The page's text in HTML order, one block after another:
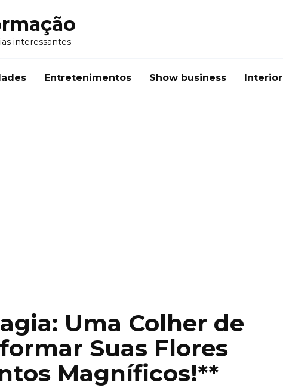
interessantes
Entretenimentos Show business Interior
Uma Colher de
Suas Flores
Magníficos!**